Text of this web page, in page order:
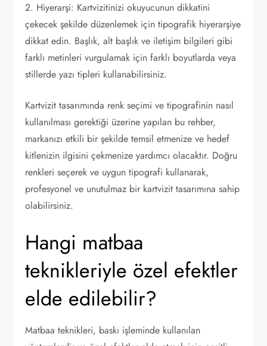
2. Hiyerarşi: Kartvizitinizi okuyucunun dikkatini
çekecek şekilde düzenlemek için tipografik hiyerarşiye
dikkat edin. Başlık, alt başlık ve iletişim bilgileri gibi
farklı metinleri vurgulamak için farklı boyutlarda veya
stillerde yazı tipleri kullanabilirsiniz.
Kartvizit tasarımında renk seçimi ve tipografinin nasıl
kullanılması gerektiği üzerine yapılan bu rehber,
markanızı etkili bir şekilde temsil etmenize ve hedef
kitlenizin ilgisini çekmenize yardımcı olacaktır. Doğru
renkleri seçerek ve uygun tipografi kullanarak,
profesyonel ve unutulmaz bir kartvizit tasarımına sahip
olabilirsiniz.
Hangi matbaa
teknikleriyle özel efektler
elde edilebilir?
Matbaa teknikleri, baskı işleminde kullanılan